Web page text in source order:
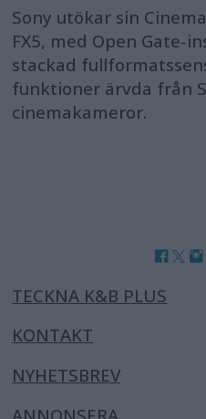
Sony utökar sin
FX5, med Open Gate-
stackad
funktioner ärvda från
cinemakameror.
TECKNA K&B PLUS
KONTAKT
NYHETSBREV